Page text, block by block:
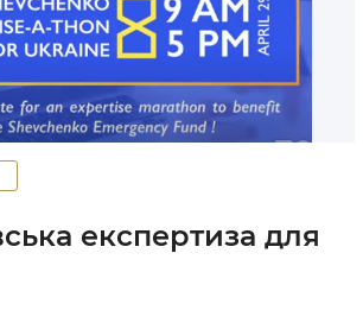
експертиза для